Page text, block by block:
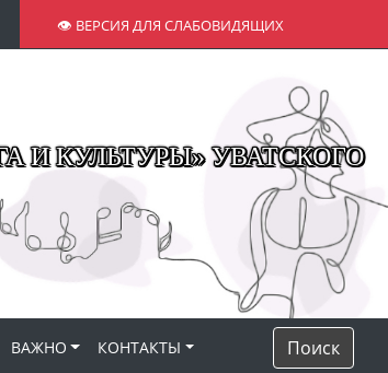
ДЛЯ СЛАБОВИДЯЩИХ
И КУЛЬТУРЫ» УВАТСКОГО
ВАЖНО КОНТАКТЫ Поиск